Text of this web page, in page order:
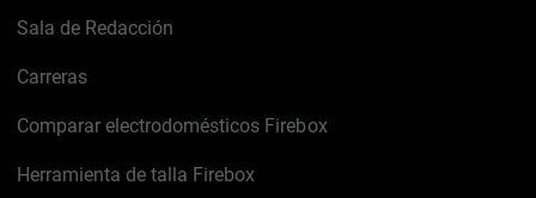
Sala de Redacción
Carreras
Comparar electrodomésticos Firebox
Herramienta de talla Firebox